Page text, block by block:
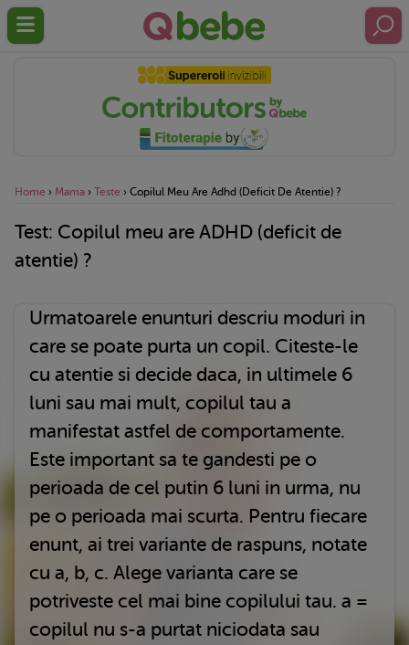
Home › Mama › Teste › Copilul Meu Are Adhd (deficit De Atentie) ?
Test: Copilul meu are ADHD (deficit de
atentie) ?
Urmatoarele enunturi descriu moduri in
care se poate purta un copil. Citeste-le
cu atentie si decide daca, in ultimele 6
luni sau mai mult, copilul tau a
manifestat astfel de comportamente.
Este important sa te gandesti pe o
perioada de cel putin 6 luni in urma, nu
pe o perioada mai scurta. Pentru fiecare
enunt, ai trei variante de raspuns, notate
cu a, b, c. Alege varianta care se
potriveste cel mai bine copilului tau. a =
copilul nu s-a purtat niciodata sau